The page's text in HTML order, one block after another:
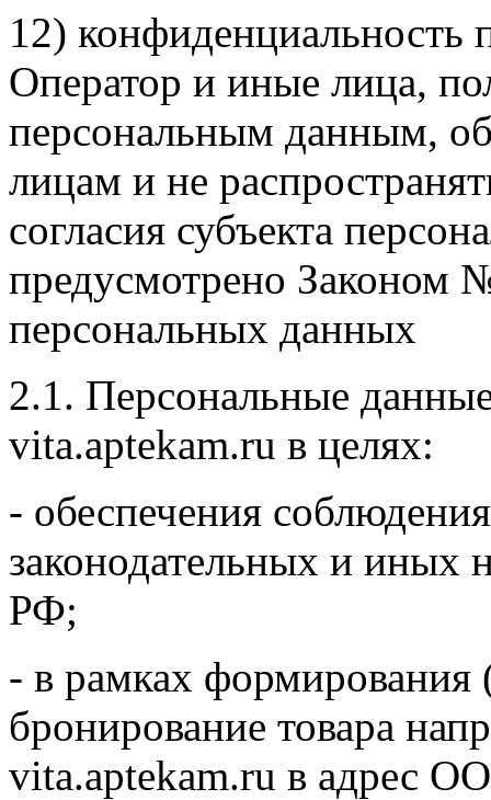
12) конфиденциальность
Оператор и иные лица,
персональным данным,
лицам и не
согласия субъекта
предусмотрено Законом
персональных данных
2.1. Персональные
vita.aptekam.ru в целях:
- обеспечения
законодательных и иных
РФ;
- в рамках формирования
бронирование товара
vita.aptekam.ru в адрес